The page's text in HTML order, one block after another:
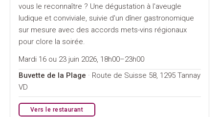
vous le reconnaître ? Une dégustation à l'aveugle
ludique et conviviale, suivie d'un dîner gastronomique
sur mesure avec des accords mets-vins régionaux
pour clore la soirée.
Mardi 16 ou 23 juin 2026, 18h00–23h00
Buvette de la Plage · Route de Suisse 58, 1295 Tannay
VD
Vers le restaurant